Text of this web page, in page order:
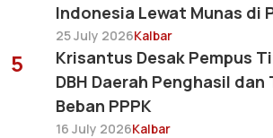
Indonesia Lewat Munas di
25 July 2026Kalbar
5
Krisantus Desak Pempus
DBH Daerah Penghasil
Beban PPPK
16 July 2026Kalbar